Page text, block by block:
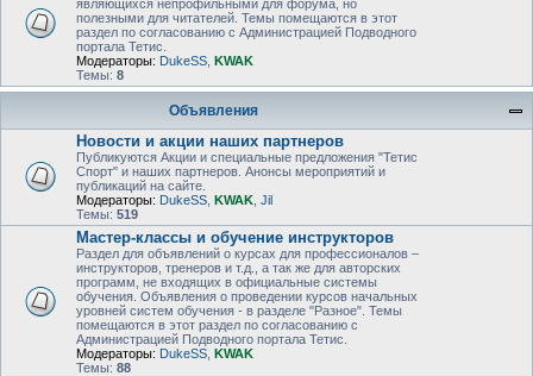
являющихся непрофильными для форума, но
полезными для читателей. Темы помещаются в этот
раздел по согласованию с Администрацией Подводного
портала Тетис.
Модераторы: DukeSS KWAK
Темы: 8
Объявления
Новости и акции наших партнеров
Публикуются Акции и специальные предложения "Тетис
Спорт" и наших партнеров. Анонсы мероприятий и
публикаций на сайте.
Модераторы: DukeSS KWAK Jil
Темы: 519
Мастер-классы и обучение инструкторов
Раздел для объявлений о курсах для профессионалов –
инструкторов, тренеров и т.д., а так же для авторских
программ, не входящих в официальные системы
обучения. Объявления о проведении курсов начальных
уровней систем обучения - в разделе "Разное". Темы
помещаются в этот раздел по согласованию с
Администрацией Подводного портала Тетис.
Модераторы: DukeSS KWAK
Темы: 88